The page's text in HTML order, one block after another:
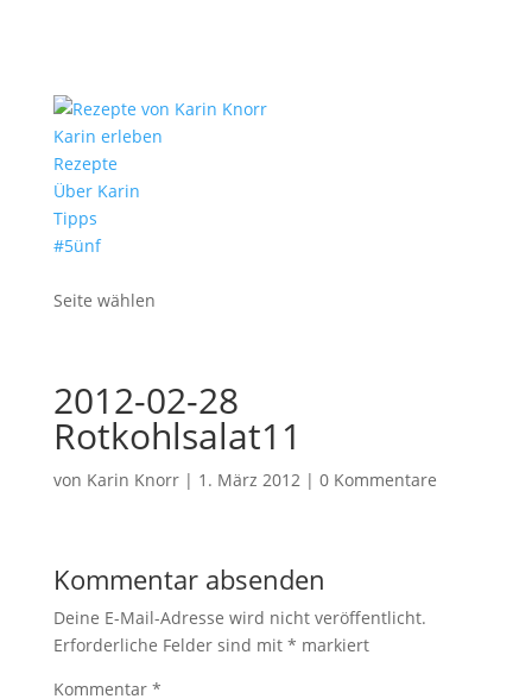
Karin erleben
Rezepte
Über Karin
Tipps
#5ünf
Seite wählen
2012-02-28
Rotkohlsalat11
von Karin Knorr| 1. März 2012| 0 Kommentare
Kommentar absenden
Deine E-Mail-Adresse wird nicht veröffentlicht.
Erforderliche Felder sind mit * markiert
Kommentar *